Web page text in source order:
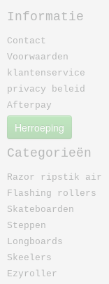
Informatie
Contact
Voorwaarden
klantenservice
privacy beleid
Afterpay
Herroeping
Categorieën
Razor ripstik air
Flashing rollers
Skateboarden
Steppen
Longboards
Skeelers
Ezyroller